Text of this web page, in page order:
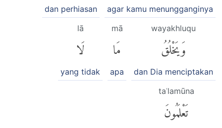
agar kamu menungganginya
dan perhiasan
wayakhluqu
وَيَخْلُقُ
dan Dia menciptakan
mā
مَا
apa
lā
لَا
yang tidak
taʿlamūna
تَعْلَمُونَ